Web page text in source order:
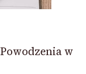
w